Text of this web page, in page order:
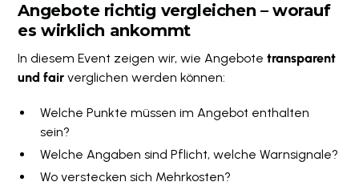
Angebote richtig vergleichen – worauf
es wirklich ankommt
In diesem Event zeigen wir, wie Angebotetransparent
und fair verglichen werden können:
Welche Punkte müssen im Angebot enthalten
sein?
Welche Angaben sind Pflicht, welche Warnsignale?
Wo verstecken sich Mehrkosten?